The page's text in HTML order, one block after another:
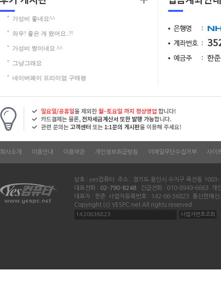
가성비 좋네요^^
와우! 좋은 게 왔어요..!!
가성비 짱이네요 ^^
그냥그래요
네이버페이 프리미엄 구매평
회사소개 이용안내 이용약관 개인정보취급방침 이메일무단수집거부 사이
상호 : yes컴퓨터 주소 : 경기도 용인시 수지구 죽전동
대표전화 : 02-790-8248
긴급전화 : 010-8949-6663 개
대표자 : 한준 사업자등록번호 : 142-06-36823 통신판매
Copyright (c) YESPC.net All rights reserved